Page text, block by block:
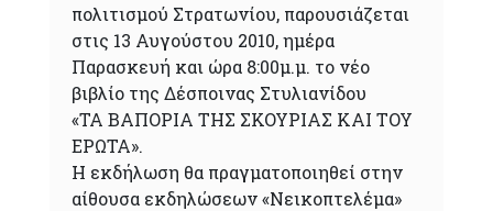
πολιτισμού Στρατωνίου, παρουσιάζεται
στις 13 Αυγούστου 2010, ημέρα
Παρασκευή και ώρα 8:00μ.μ. το νέο
βιβλίο της Δέσποινας Στυλιανίδου
«ΤΑ ΒΑΠΟΡΙΑ ΤΗΣ ΣΚΟΥΡΙΑΣ ΚΑΙ ΤΟΥ
ΕΡΩΤΑ».
Η εκδήλωση θα πραγματοποιηθεί στην
αίθουσα εκδηλώσεων «Νεικοπτελέμα»